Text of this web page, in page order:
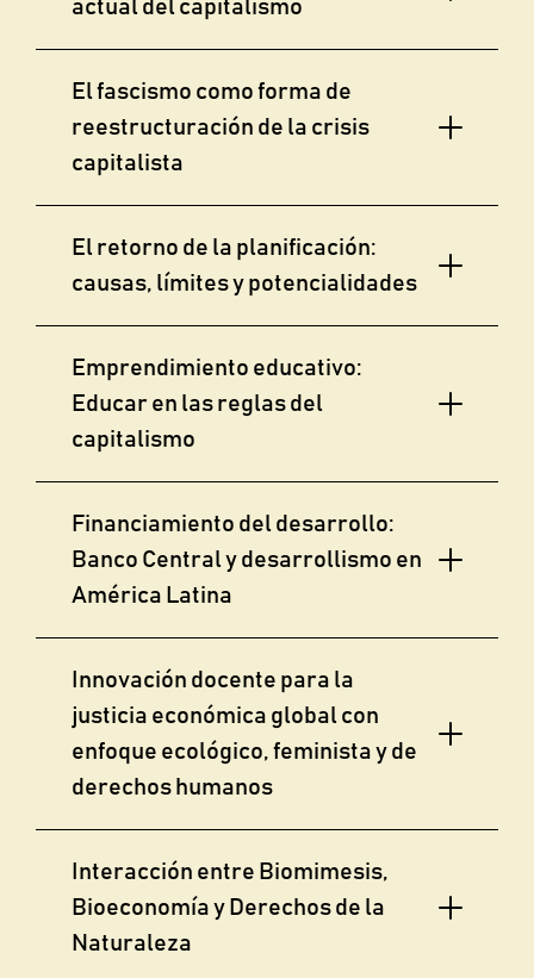
actual del capitalismo
El fascismo como forma de
reestructuración de la crisis
capitalista
El retorno de la planificación:
causas, límites y potencialidades
Emprendimiento educativo:
Educar en las reglas del
capitalismo
Financiamiento del desarrollo:
Banco Central y desarrollismo en
América Latina
Innovación docente para la
justicia económica global con
enfoque ecológico, feminista y de
derechos humanos
Interacción entre Biomimesis,
Bioeconomía y Derechos de la
Naturaleza